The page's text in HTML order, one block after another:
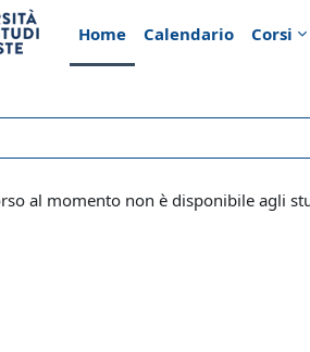
Home
Calendario Corsi
al momento non è disponibile agli